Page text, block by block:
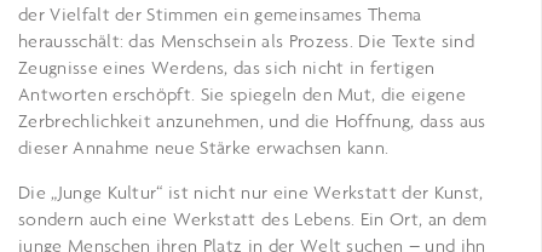
der Vielfalt der Stimmen ein gemeinsames Thema
herausschält: das Menschsein als Prozess. Die Texte sind
Zeugnisse eines Werdens, das sich nicht in fertigen
Antworten erschöpft. Sie spiegeln den Mut, die eigene
Zerbrechlichkeit anzunehmen, und die Hoffnung, dass aus
dieser Annahme neue Stärke erwachsen kann.
Die „Junge Kultur“ ist nicht nur eine Werkstatt der Kunst,
sondern auch eine Werkstatt des Lebens. Ein Ort, an dem
junge Menschen ihren Platz in der Welt suchen – und ihn